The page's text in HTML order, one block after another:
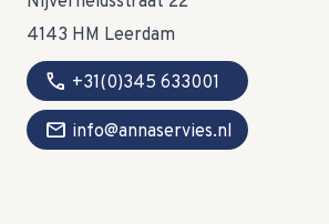
4143 HM Leerdam
call +31(0)345 633001
mail info@annaservies.nl